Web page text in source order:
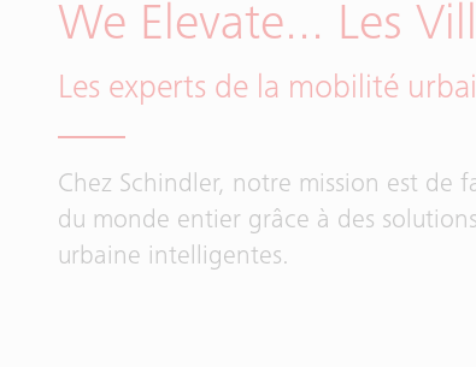
We Elevate... Les
Les experts de la mobilité
Chez Schindler, notre mission est de
du monde entier grâce à des
urbaine intelligentes.